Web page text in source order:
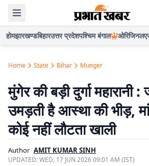
होमझारखण्डबिहारउत्तर प्रदेशपश्चिम बंगाल ओरिजिनल
Home State Bihar Munger
मुंगेर की बड़ी दुर्गा महारानी
उमड़ती है आस्था की भीड़,
कोई नहीं लौटता खाली
Author AMIT KUMAR SINH
UPDATED:WED, 17 JUN 2026 09:01 AM (IST)